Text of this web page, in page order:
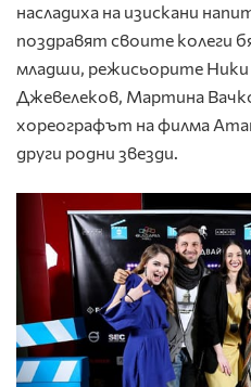
насладиха на изискани
поздравят своите колеги
младши, режисьорите Ники
Джевелеков, Мартина
хореографът на филма
други родни звезди.